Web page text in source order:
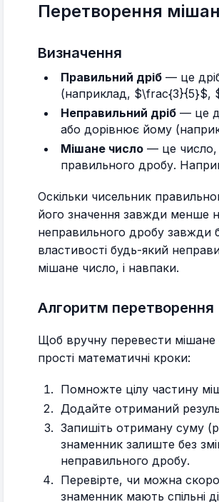
Перетворення
Визначення
Правильний дріб — це
(наприклад, $\frac{3}{5}$,
Неправильний дріб — це
або дорівнює йому
Мішане число — це число,
правильного дробу.
Оскільки чисельник
його значення завжди менше
неправильного дробу завжди
властивості будь-який
мішане число, і навпаки.
Алгоритм перетворення
Щоб вручну перевести мішане
прості математичні кроки:
Помножте цілу частину
Додайте отриманий
Запишіть отриману суму
знаменник залиште без
неправильного дробу.
Перевірте, чи можна
знаменник мають спільні